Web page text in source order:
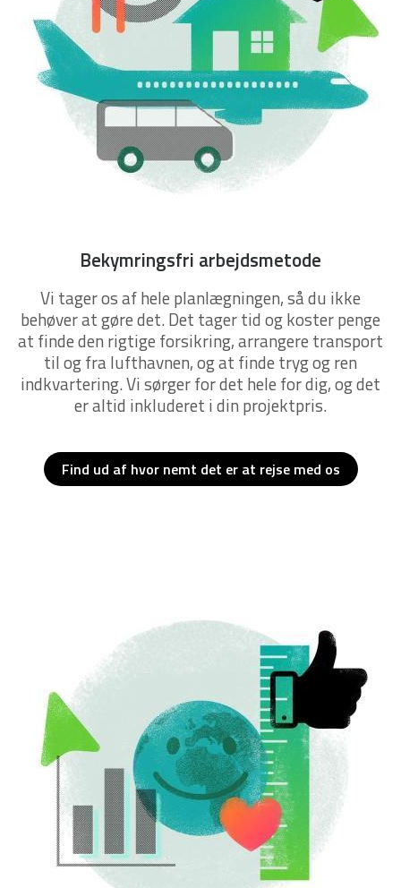
Bekymringsfri arbejdsmetode
Vi tager os af hele planlægningen, så du ikke
behøver at gøre det. Det tager tid og koster penge
at finde den rigtige forsikring, arrangere transport
til og fra lufthavnen, og at finde tryg og ren
indkvartering. Vi sørger for det hele for dig, og det
er altid inkluderet i din projektpris.
Find ud af hvor nemt det er at rejse med os